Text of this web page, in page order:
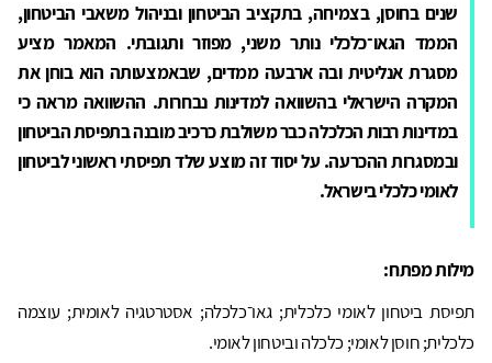
שנים בחוסן, בצמיחה, בתקציב הביטחון ובניהול משאבי הביטחון,
הממד הגאו־כלכלי נותר משני, מפוזר ותגובתי. המאמר מציע
מסגרת אנליטית ובה ארבעה ממדים, שבאמצעותה הוא בוחן את
המקרה הישראלי בהשוואה למדינות נבחרות. ההשוואה מראה כי
במדינות רבות הכלכלה כבר משולבת כרכיב מובנה בתפיסת הביטחון
ובמסגרות ההכרעה. על יסוד זה מוצע שלד תפיסתי ראשוני לביטחון
לאומי כלכלי בישראל.
מילות מפתח:
תפיסת ביטחון לאומי כלכלית; גאו־כלכלה; אסטרטגיה לאומית; עוצמה
כלכלית; חוסן לאומי; כלכלה וביטחון לאומי.